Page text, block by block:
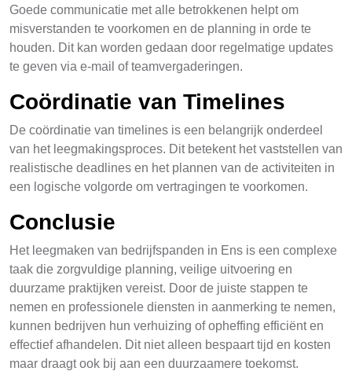
Goede communicatie met alle betrokkenen helpt om
misverstanden te voorkomen en de planning in orde te
houden. Dit kan worden gedaan door regelmatige updates
te geven via e-mail of teamvergaderingen.
Coördinatie van Timelines
De coördinatie van timelines is een belangrijk onderdeel
van het leegmakingsproces. Dit betekent het vaststellen van
realistische deadlines en het plannen van de activiteiten in
een logische volgorde om vertragingen te voorkomen.
Conclusie
Het leegmaken van bedrijfspanden in Ens is een complexe
taak die zorgvuldige planning, veilige uitvoering en
duurzame praktijken vereist. Door de juiste stappen te
nemen en professionele diensten in aanmerking te nemen,
kunnen bedrijven hun verhuizing of opheffing efficiënt en
effectief afhandelen. Dit niet alleen bespaart tijd en kosten
maar draagt ook bij aan een duurzaamere toekomst.